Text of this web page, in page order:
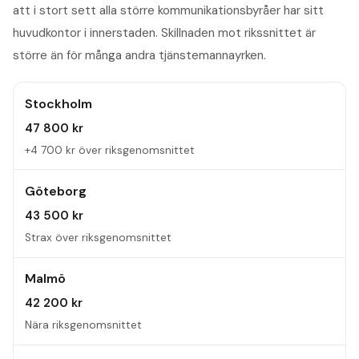
att i stort sett alla större kommunikationsbyråer har sitt
huvudkontor i innerstaden. Skillnaden mot rikssnittet är
större än för många andra tjänstemannayrken.
Stockholm
47 800 kr
+4 700 kr över riksgenomsnittet
Göteborg
43 500 kr
Strax över riksgenomsnittet
Malmö
42 200 kr
Nära riksgenomsnittet